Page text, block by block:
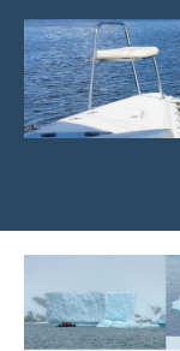
Skip
content
菲
娃
娃
粉